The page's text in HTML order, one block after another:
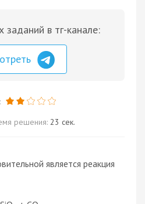
заданий в тг-канале:
решения: 23 сек.
является реакция